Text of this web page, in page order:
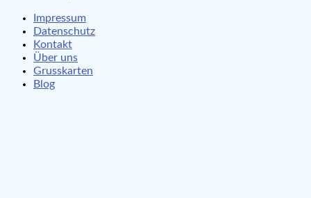
Impressum
Datenschutz
Kontakt
Über uns
Grusskarten
Blog